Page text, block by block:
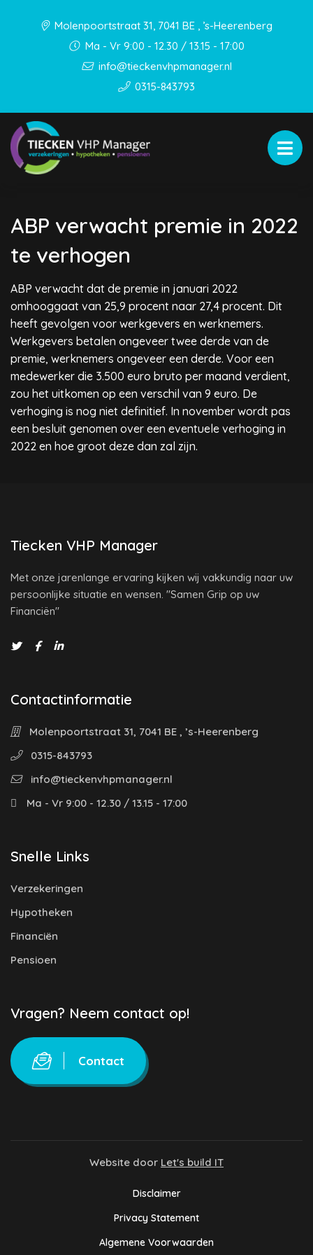
Molenpoortstraat 31, 7041 BE , ’s-Heerenberg
Ma - Vr 9:00 - 12.30 / 13.15 - 17:00
info@tieckenvhpmanager.nl
0315-843793
ABP verwacht premie in 2022
te verhogen
ABP verwacht dat de premie in januari 2022
omhooggaat van 25,9 procent naar 27,4 procent. Dit
heeft gevolgen voor werkgevers en werknemers.
Werkgevers betalen ongeveer twee derde van de
premie, werknemers ongeveer een derde. Voor een
medewerker die 3.500 euro bruto per maand verdient,
zou het uitkomen op een verschil van 9 euro. De
verhoging is nog niet definitief. In november wordt pas
een besluit genomen over een eventuele verhoging in
2022 en hoe groot deze dan zal zijn.
Tiecken VHP Manager
Met onze jarenlange ervaring kijken wij vakkundig naar uw
persoonlijke situatie en wensen. "Samen Grip op uw
Financiën"
Contactinformatie
Molenpoortstraat 31, 7041 BE , ’s-Heerenberg
0315-843793
info@tieckenvhpmanager.nl
Ma - Vr 9:00 - 12.30 / 13.15 - 17:00
Snelle Links
Verzekeringen
Hypotheken
Financiën
Pensioen
Vragen? Neem contact op!
Contact
Website door Let's build IT
Disclaimer
Privacy Statement
Algemene Voorwaarden